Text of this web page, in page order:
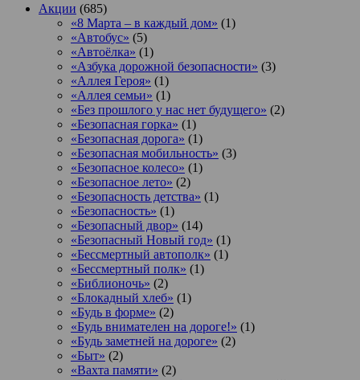
Акции (685)
«8 Марта – в каждый дом» (1)
«Автобус» (5)
«Автоёлка» (1)
«Азбука дорожной безопасности» (3)
«Аллея Героя» (1)
«Аллея семьи» (1)
«Без прошлого у нас нет будущего» (2)
«Безопасная горка» (1)
«Безопасная дорога» (1)
«Безопасная мобильность» (3)
«Безопасное колесо» (1)
«Безопасное лето» (2)
«Безопасность детства» (1)
«Безопасность» (1)
«Безопасный двор» (14)
«Безопасный Новый год» (1)
«Бессмертный автополк» (1)
«Бессмертный полк» (1)
«Библионочь» (2)
«Блокадный хлеб» (1)
«Будь в форме» (2)
«Будь внимателен на дороге!» (1)
«Будь заметней на дороге» (2)
«Быт» (2)
«Вахта памяти» (2)